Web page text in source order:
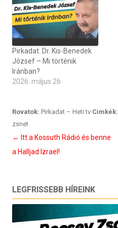
Pirkadat: Dr. Kis-Benedek
József – Mi történik
Iránban?
2026. május 26
Rovatok: Pirkadat – Heti tv Cimkék:
zsnet
Bejegyzés
navigáció
← Itt a Kossuth Rádió és benne
a Halljad Izrael!
LEGFRISSEBB HÍREINK